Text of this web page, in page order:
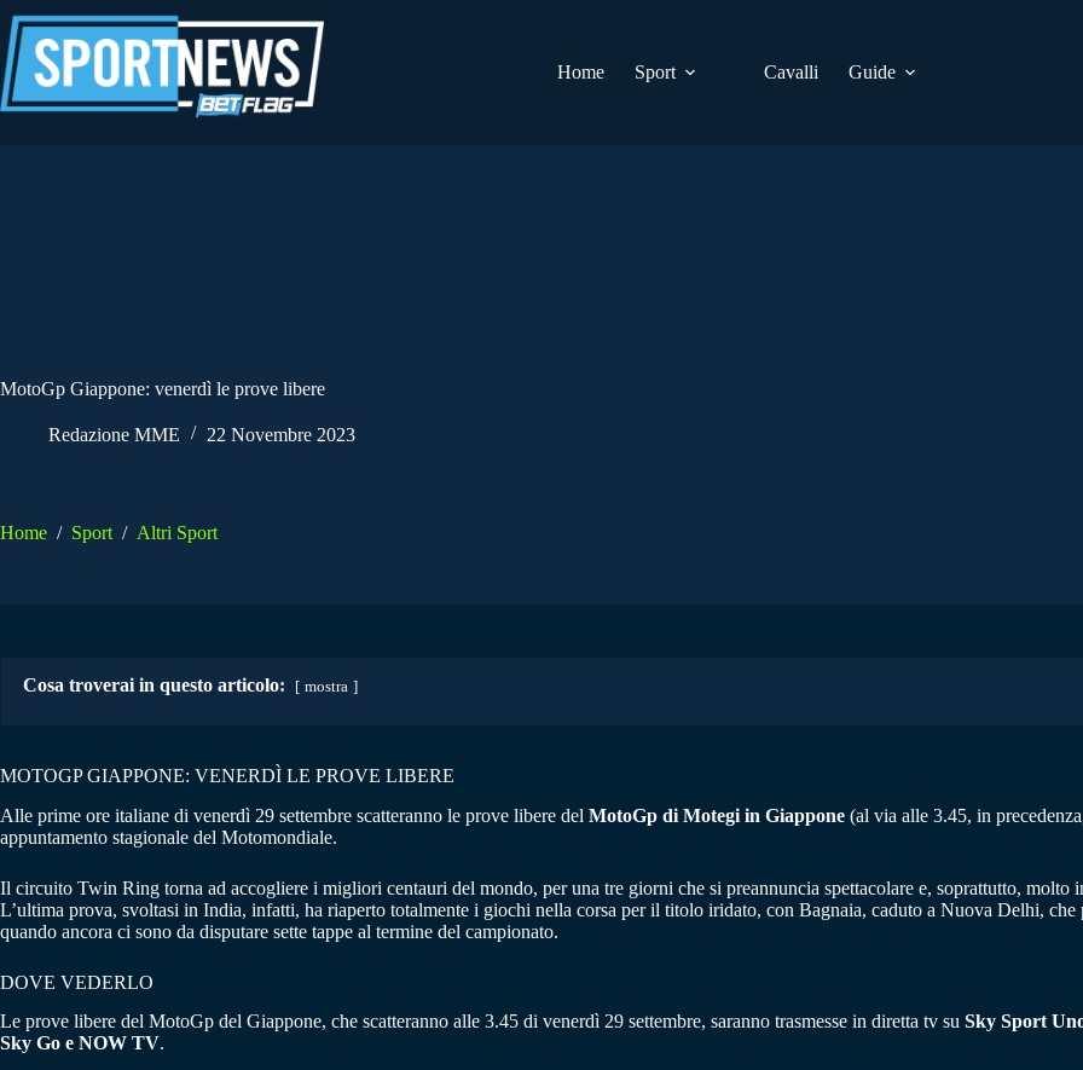
al
contenuto
Home
Sport Cavalli Guide
MotoGp Giappone: venerdì le prove libere
Redazione MME 22 Novembre 2023
Home / Sport / Altri Sport
Cosa troverai in questo articolo: mostra
MOTOGP GIAPPONE: VENERDÌ LE PROVE LIBERE
Alle prime ore italiane di venerdì 29 settembre scatteranno le prove libere del MotoGp di Motegi in Giappone (al via alle 3.45, in
appuntamento stagionale del Motomondiale.
Il circuito Twin Ring torna ad accogliere i migliori centauri del mondo, per una tre giorni che si preannuncia spettacolare e, soprattutto, molto
L’ultima prova, svoltasi in India, infatti, ha riaperto totalmente i giochi nella corsa per il titolo iridato, con Bagnaia, caduto a Nuova Delhi,
quando ancora ci sono da disputare sette tappe al termine del campionato.
DOVE VEDERLO
Le prove libere del MotoGp del Giappone, che scatteranno alle 3.45 di venerdì 29 settembre, saranno trasmesse in diretta tv su Sky Sport
Sky Go e NOW TV.